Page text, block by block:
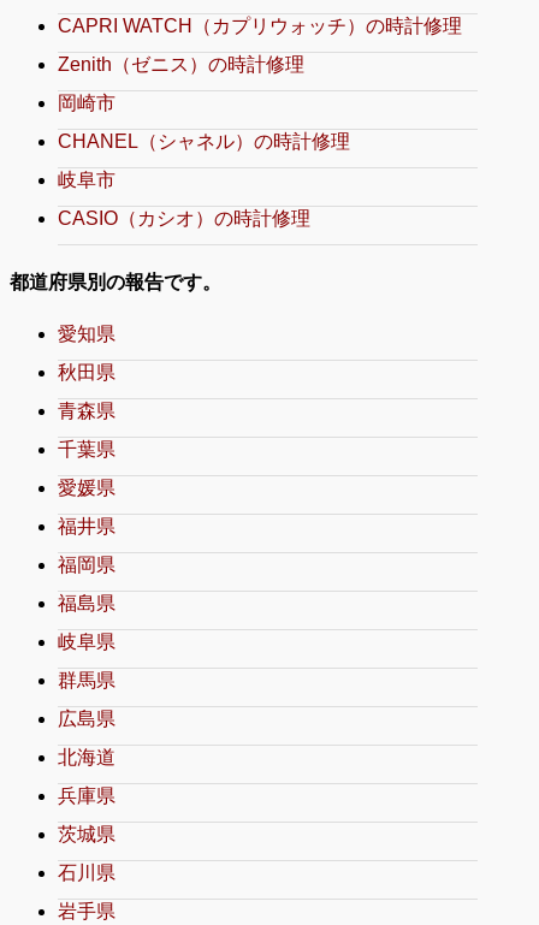
CAPRI WATCH（カプリウォッチ）の時計修理
Zenith（ゼニス）の時計修理
岡崎市
CHANEL（シャネル）の時計修理
岐阜市
CASIO（カシオ）の時計修理
都道府県別の報告です。
愛知県
秋田県
青森県
千葉県
愛媛県
福井県
福岡県
福島県
岐阜県
群馬県
広島県
北海道
兵庫県
茨城県
石川県
岩手県